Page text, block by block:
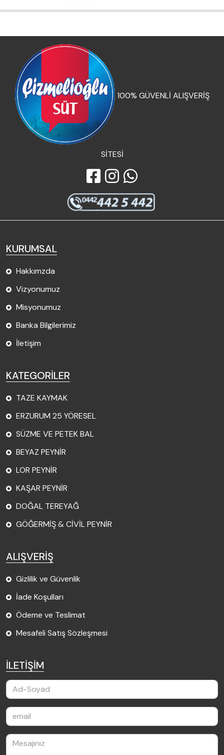
100% GÜVENLİ ALIŞVERİŞ
SİTESİ
KURUMSAL
Hakkımzda
Vizyonumuz
Misyonumuz
Banka Bilgilerimiz
İletişim
KATEGORİLER
TAZE KAYMAK
ERZURUM 25 YÖRESEL
SÜZME VE PETEK BAL
BEYAZ PEYNİR
LOR PEYNİR
KAŞAR PEYNİR
DOĞAL TEREYAĞ
GÖĞERMİŞ & CİVİL PEYNİR
ALIŞVERİŞ
Gizlilik ve Güvenlik
İade Koşulları
Ödeme ve Teslimat
Mesafeli Satış Sözleşmesi
İLETİŞİM